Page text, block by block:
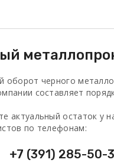
оборот черного
составляет
актуальный остаток у
по телефонам:
+7 (391) 285-50-